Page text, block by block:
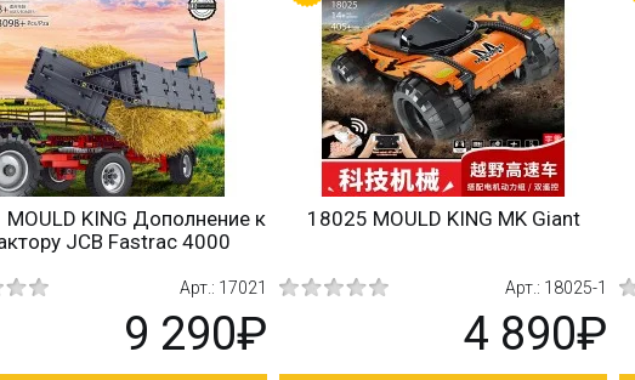
KING Дополнение к
JCB Fastrac 4000
Арт.: 17021
9 290₽
18025 MOULD KING MK Giant
Арт.: 18025-1
4 890₽